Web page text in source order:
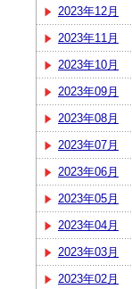
2023年12月
2023年11月
2023年10月
2023年09月
2023年08月
2023年07月
2023年06月
2023年05月
2023年04月
2023年03月
2023年02月